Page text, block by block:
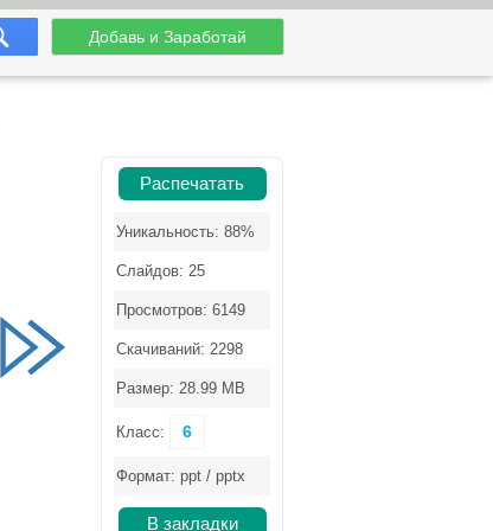
Добавь и Заработай
Распечатать
Уникальность: 88%
Слайдов: 25
Просмотров: 6149
Скачиваний: 2298
Размер: 28.99 MB
Класс: 6
Формат: ppt / pptx
В закладки